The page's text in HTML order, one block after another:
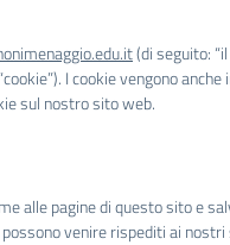
(di seguito:
I cookie vengono
sul nostro sito web.
alle pagine di questo sito e
venire rispediti ai